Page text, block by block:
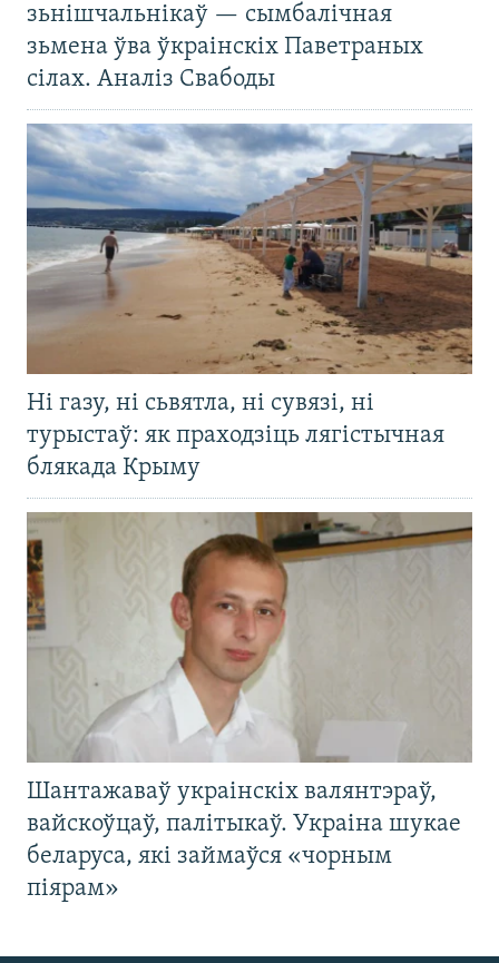
зьнішчальнікаў — сымбалічная
зьмена ўва ўкраінскіх Паветраных
сілах. Аналіз Свабоды
Ні газу, ні сьвятла, ні сувязі, ні
турыстаў: як праходзіць лягістычная
блякада Крыму
Шантажаваў украінскіх валянтэраў,
вайскоўцаў, палітыкаў. Украіна шукае
беларуса, які займаўся «чорным
піярам»